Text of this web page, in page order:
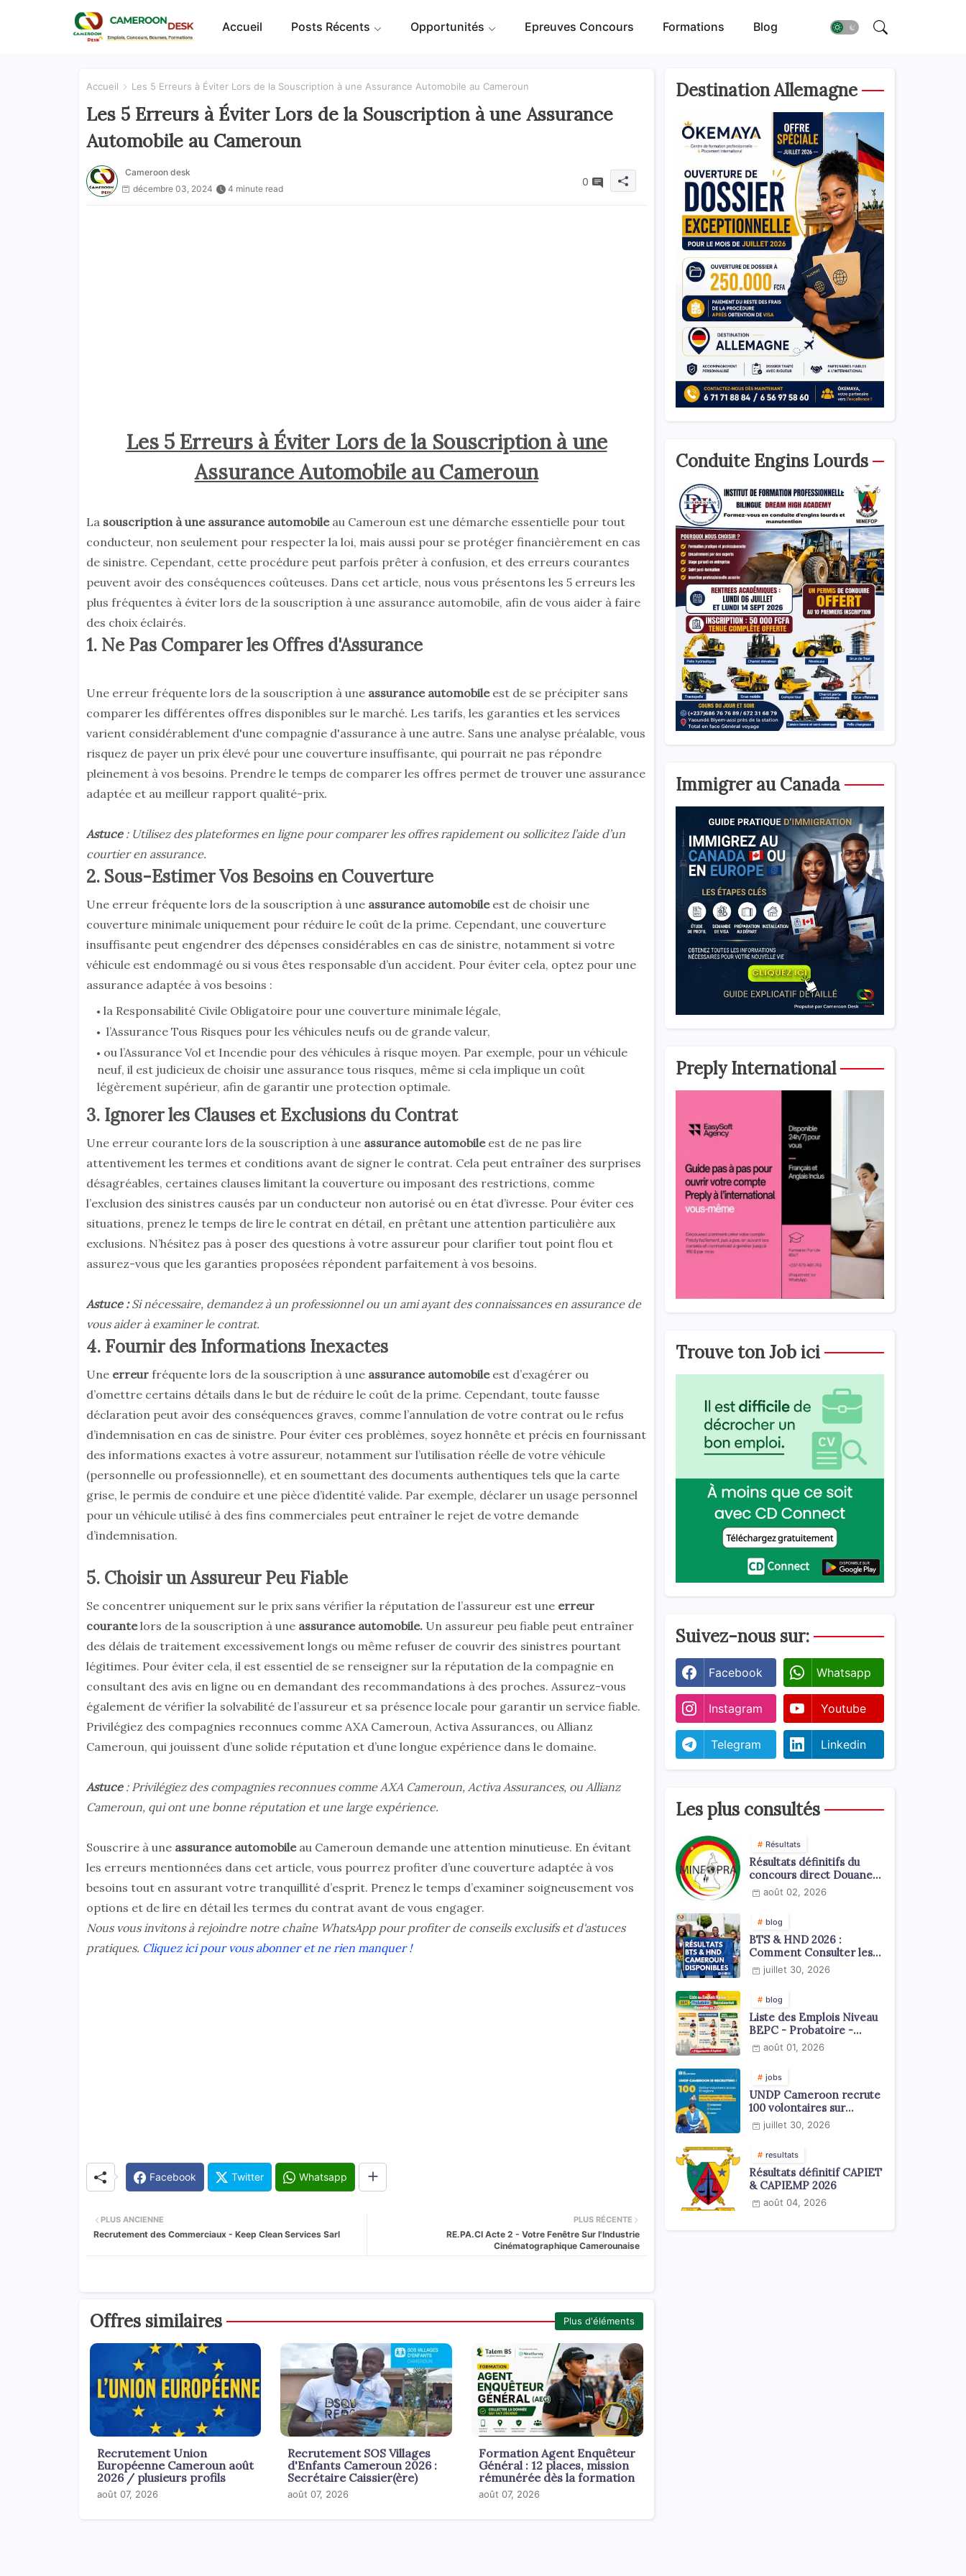
Accueil Posts Récents Opportunités Epreuves Concours Formations Blog
Accueil Les 5 Erreurs à Éviter Lors de la Souscription à une Assurance Automobile au Cameroun
Les 5 Erreurs à Éviter Lors de la Souscription à une Assurance
Automobile au Cameroun
Cameroon desk
décembre 03, 2024
4 minute read
0
Les 5 Erreurs à Éviter Lors de la Souscription à une
Assurance Automobile au Cameroun
La souscription à une assurance automobileau Cameroun est une démarche essentielle pour tout
conducteur, non seulement pour respecter la loi, mais aussi pour se protéger financièrement en cas
de sinistre. Cependant, cette procédure peut parfois prêter à confusion, et des erreurs courantes
peuvent avoir des conséquences coûteuses. Dans cet article, nous vous présentons les 5 erreurs les
plus fréquentes à éviter lors de la souscription à une assurance automobile, afin de vous aider à faire
des choix éclairés.
1. Ne Pas Comparer les Offres d'Assurance
Une erreur fréquente lors de la souscription à une assurance automobile est de se précipiter sans
comparer les différentes offres disponibles sur le marché. Les tarifs, les garanties et les services
varient considérablement d'une compagnie d'assurance à une autre. Sans une analyse préalable, vous
risquez de payer un prix élevé pour une couverture insuffisante, qui pourrait ne pas répondre
pleinement à vos besoins. Prendre le temps de comparer les offres permet de trouver une assurance
adaptée et au meilleur rapport qualité-prix.
Astuce : Utilisez des plateformes en ligne pour comparer les offres rapidement ou sollicitez l’aide d’un
courtier en assurance.
2. Sous-Estimer Vos Besoins en Couverture
Une erreur fréquente lors de la souscription à une assurance automobileest de choisir une
couverture minimale uniquement pour réduire le coût de la prime. Cependant, une couverture
insuffisante peut engendrer des dépenses considérables en cas de sinistre, notamment si votre
véhicule est endommagé ou si vous êtes responsable d’un accident. Pour éviter cela, optez pour une
assurance adaptée à vos besoins :
la Responsabilité Civile Obligatoire pour une couverture minimale légale,
l’Assurance Tous Risques pour les véhicules neufs ou de grande valeur,
ou l’Assurance Vol et Incendie pour des véhicules à risque moyen. Par exemple, pour un véhicule
neuf, il est judicieux de choisir une assurance tous risques, même si cela implique un coût
légèrement supérieur, afin de garantir une protection optimale.
3. Ignorer les Clauses et Exclusions du Contrat
Une erreur courante lors de la souscription à une assurance automobile est de ne pas lire
attentivement les termes et conditions avant de signer le contrat. Cela peut entraîner des surprises
désagréables, certaines clauses limitant la couverture ou imposant des restrictions, comme
l’exclusion des sinistres causés par un conducteur non autorisé ou en état d’ivresse. Pour éviter ces
situations, prenez le temps de lire le contrat en détail, en prêtant une attention particulière aux
exclusions. N’hésitez pas à poser des questions à votre assureur pour clarifier tout point flou et
assurez-vous que les garanties proposées répondent parfaitement à vos besoins.
Astuce :Si nécessaire, demandez à un professionnel ou un ami ayant des connaissances en assurance de
vous aider à examiner le contrat.
4. Fournir des Informations Inexactes
Une erreurfréquente lors de la souscription à une assurance automobileest d’exagérer ou
d’omettre certains détails dans le but de réduire le coût de la prime. Cependant, toute fausse
déclaration peut avoir des conséquences graves, comme l’annulation de votre contrat ou le refus
d’indemnisation en cas de sinistre. Pour éviter ces problèmes, soyez honnête et précis en fournissant
des informations exactes à votre assureur, notamment sur l’utilisation réelle de votre véhicule
(personnelle ou professionnelle), et en soumettant des documents authentiques tels que la carte
grise, le permis de conduire et une pièce d’identité valide. Par exemple, déclarer un usage personnel
pour un véhicule utilisé à des fins commerciales peut entraîner le rejet de votre demande
d’indemnisation.
5. Choisir un Assureur Peu Fiable
Se concentrer uniquement sur le prix sans vérifier la réputation de l’assureur est uneerreur
courantelors de la souscription à une assurance automobile. Un assureur peu fiable peut entraîner
des délais de traitement excessivement longs ou même refuser de couvrir des sinistres pourtant
légitimes. Pour éviter cela, il est essentiel de se renseigner sur la réputation de la compagnie en
consultant des avis en ligne ou en demandant des recommandations à des proches. Assurez-vous
également de vérifier la solvabilité de l’assureur et sa présence locale pour garantir un service fiable.
Privilégiez des compagnies reconnues comme AXA Cameroun, Activa Assurances, ou Allianz
Cameroun, qui jouissent d’une solide réputation et d’une longue expérience dans le domaine.
Astuce: Privilégiez des compagnies reconnues comme AXA Cameroun, Activa Assurances, ou Allianz
Cameroun, qui ont une bonne réputation et une large expérience.
Souscrire à une assurance automobileau Cameroun demande une attention minutieuse. En évitant
les erreurs mentionnées dans cet article, vous pourrez profiter d’une couverture adaptée à vos
besoins tout en assurant votre tranquillité d’esprit. Prenez le temps d’examiner soigneusement vos
options et de lire en détail les termes du contrat avant de vous engager.
Nous vous invitons à rejoindre notre chaîne WhatsApp pour profiter de conseils exclusifs et d'astuces
pratiques. Cliquez ici pour vous abonner et ne rien manquer !
Facebook Twitter Whatsapp
PLUS RÉCENTE
RE.PA.CI Acte 2 - Votre Fenêtre Sur l'Industrie
Cinématographique Camerounaise
PLUS ANCIENNE
Recrutement des Commerciaux - Keep Clean Services Sarl
Offres similaires Plus d'éléments
Recrutement Union
Européenne Cameroun août
2026 / plusieurs profils
août 07, 2026
Recrutement SOS Villages
d'Enfants Cameroun 2026 :
Secrétaire Caissier(ère)
août 07, 2026
Formation Agent Enquêteur
Général : 12 places, mission
rémunérée dès la formation
août 07, 2026
Destination Allemagne
Conduite Engins Lourds
Immigrer au Canada
Preply International
Trouve ton Job ici
Suivez-nous sur:
Facebook Whatsapp
Instagram Youtube
Telegram Linkedin
Les plus consultés
Résultats
Résultats définitifs du
concours direct Douanes
2026août 02, 2026
blog
BTS & HND 2026 :
Comment Consulter les
Résultats ?
juillet 30, 2026
blog
Liste des Emplois Niveau
BEPC - Probatoire -
Baccalauréat dispoblible
en 2026
août 01, 2026
jobs
UNDP Cameroon recrute
100 volontaires sur
l'échelle du territoire
national
juillet 30, 2026
resultats
Résultats définitif CAPIET
& CAPIEMP 2026
août 04, 2026